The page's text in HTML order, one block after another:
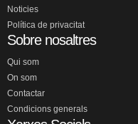
Noticies
Política de privacitat
Sobre nosaltres
Qui som
On som
Contactar
Condicions generals